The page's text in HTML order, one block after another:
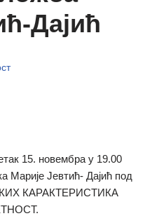
Дајић
15. новембра у 19.00
Марије Јевтић- Дајић под
КАРАКТЕРИСТИКА